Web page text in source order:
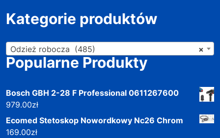
Kategorie produktów
×
Odzież robocza (485)
Popularne Produkty
Bosch GBH 2-28 F Professional 0611267600
979.00zł
Ecomed Stetoskop Nowordkowy Nc26 Chrom
169.00zł